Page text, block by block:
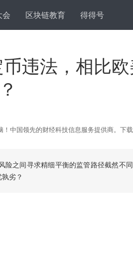
区块链教育 得得号
违法，相比
！中国领先的财经科技信息服务提供商。下
险之间寻求精细平衡的监管路径截然不
劣？